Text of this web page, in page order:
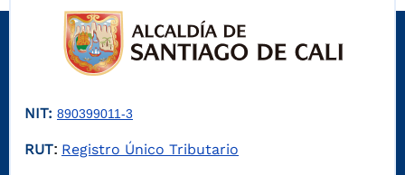
NIT: 890399011-3
RUT: Registro Único Tributario